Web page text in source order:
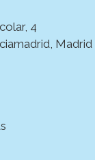
4
Madrid